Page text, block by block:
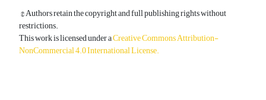
© Authors retain the copyright and full publishing rights without
restrictions.
This work is licensed under aCreative Commons Attribution-
NonCommercial 4.0 International License.